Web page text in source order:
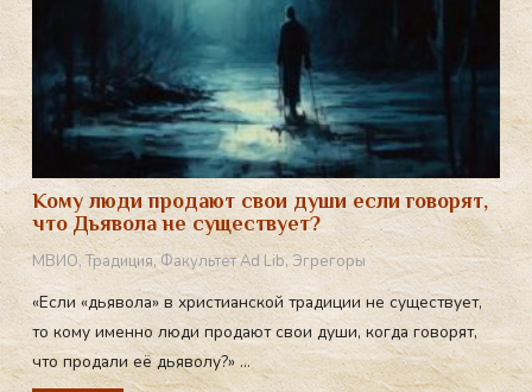
Кому люди продают свои души если говорят,
что Дьявола не существует?
МВИО,Традиция,Факультет Ad Lib,Эгрегоры
«Если «дьявола» в христианской традиции не существует,
то кому именно люди продают свои души, когда говорят,
что продали её дьяволу?» ...